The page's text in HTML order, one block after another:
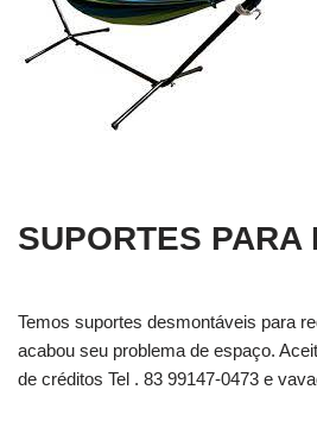
SUPORTES PARA
Temos suportes desmontáveis para
acabou seu problema de espaço.
de créditos Tel . 83 99147-0473 e